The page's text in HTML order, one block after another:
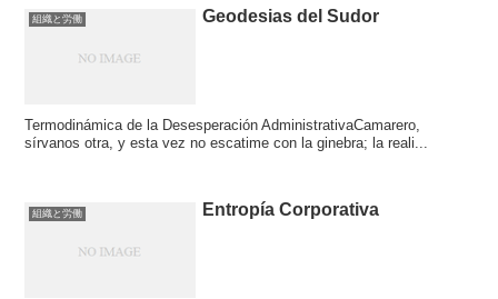
組織と労働 Geodesias del Sudor
Termodinámica de la Desesperación AdministrativaCamarero,
sírvanos otra, y esta vez no escatime con la ginebra; la reali...
組織と労働 Entropía Corporativa